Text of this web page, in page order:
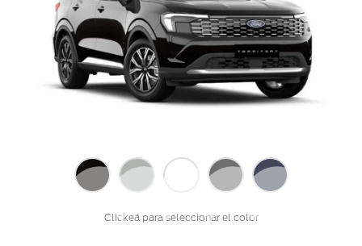
Clickeá para seleccionar el color